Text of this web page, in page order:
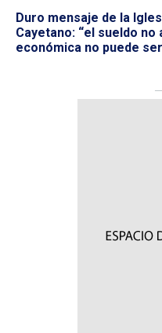
Duro mensaje de la
Cayetano: “el sueldo no
económica no puede